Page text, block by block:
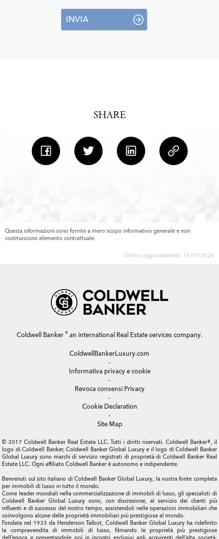
INVIA
SHARE
Questa informazioni sono fornite a mero scopo informativo generale e non
costituiscono elemento contrattuale.
Ultimo aggiornamento 15/07/2026
Coldwell Banker ® an international Real Estate services company.
ColdwellBankerLuxury.com
-
Informativa privacy e cookie
-
Revoca consensi Privacy
-
Cookie Declaration
-
Site Map
© 2017 Coldwell Banker Real Estate LLC. Tutti i diritti riservati. Coldwell Banker®, il
logo di Coldwell Banker, Coldwell Banker Global Luxury e il logo di Coldwell Banker
Global Luxury sono marchi di servizio registrati di proprietà di Coldwell Banker Real
Estate LLC. Ogni affiliato Coldwell Banker è autonomo e indipendente.
Benvenuti sul sito italiano di Coldwell Banker Global Luxury, la vostra fonte completa
per immobili di lusso in tutto il mondo.
Come leader mondiali nella commercializzazione di immobili di lusso, gli specialisti di
Coldwell Banker Global Luxury sono, con discrezione, al servizio dei clienti più
influenti e di successo del nostro tempo, assistendoli nelle operazioni immobiliari che
coinvolgono alcune delle proprietà immobiliari più prestigiose al mondo.
Fondata nel 1933 da Henderson Talbot, Coldwell Banker Global Luxury ha ridefinito
la compravendita di immobili di lusso, filmando le proprietà più prestigiose